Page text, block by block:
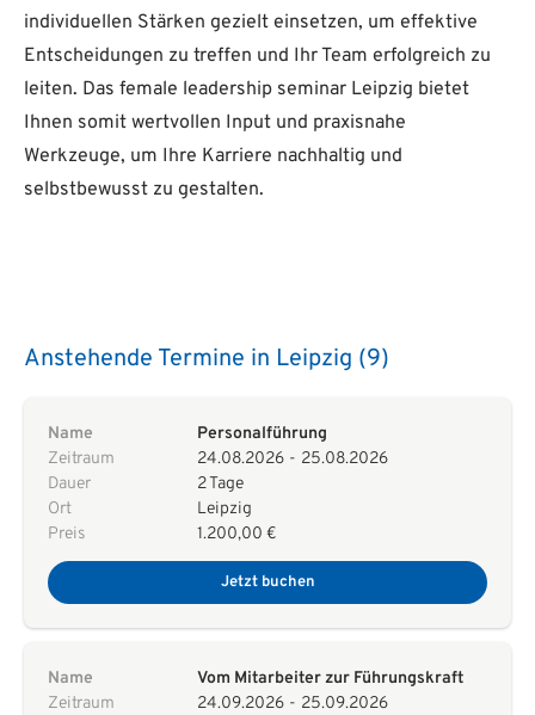
individuellen Stärken gezielt einsetzen, um effektive
Entscheidungen zu treffen und Ihr Team erfolgreich zu
leiten. Das female leadership seminar Leipzig bietet
Ihnen somit wertvollen Input und praxisnahe
Werkzeuge, um Ihre Karriere nachhaltig und
selbstbewusst zu gestalten.
Anstehende Termine in Leipzig (9)
Name
Personalführung
Zeitraum
24.08.2026 - 25.08.2026
Dauer
2 Tage
Ort
Leipzig
Preis
1.200,00 €
Jetzt buchen
Name
Vom Mitarbeiter zur Führungskraft
Zeitraum
24.09.2026 - 25.09.2026